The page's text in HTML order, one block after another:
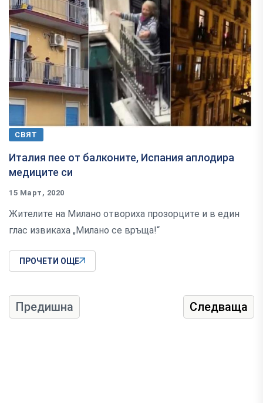
СВЯТ
Италия пее от балконите, Испания аплодира
медиците си
15 Март, 2020
Жителите на Милано отвориха прозорците и в един
глас извикаха „Милано се връща!“
ПРОЧЕТИ ОЩЕ
Предишна Следваща